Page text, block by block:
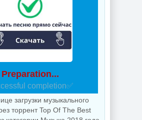
Preparation...
completion✅
загрузки музыкального
торрент Top Of The Best